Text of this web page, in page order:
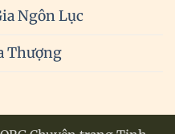
Ngôn Lục
Thượng